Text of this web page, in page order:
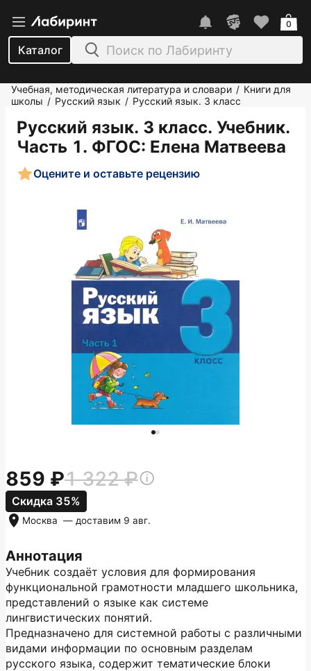
Каталог
0
Учебная, методическая литература и словари / Книги для
школы / Русский язык / Русский язык. 3 класс
Русский язык. 3 класс. Учебник.
Часть 1. ФГОС: Елена Матвеева
Оцените и оставьте рецензию
Аннотация
Учебник создаёт условия для формирования
функциональной грамотности младшего школьника,
представлений о языке как системе
лингвистических понятий.
Предназначено для системной работы с различными
видами информации по основным разделам
русского языка, содержит тематические блоки
859 1 322
Скидка 35%
Москва — доставим 9 авг.